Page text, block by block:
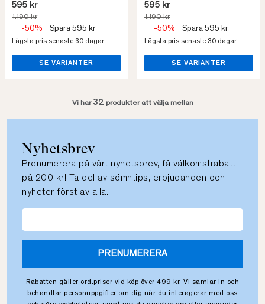
595 kr
1.190 kr
-50% Spara 595 kr
Lägsta pris senaste 30 dagar
SE VARIANTER
595 kr
1.190 kr
-50% Spara 595 kr
Lägsta pris senaste 30 dagar
SE VARIANTER
Vi har 32 produkter att välja mellan
Nyhetsbrev
Prenumerera på vårt nyhetsbrev, få välkomstrabatt
på 200 kr! Ta del av sömntips, erbjudanden och
nyheter först av alla.
PRENUMERERA
Rabatten gäller ord.priser vid köp över 499 kr. Vi samlar in och
behandlar personuppgifter om dig när du interagerar med oss